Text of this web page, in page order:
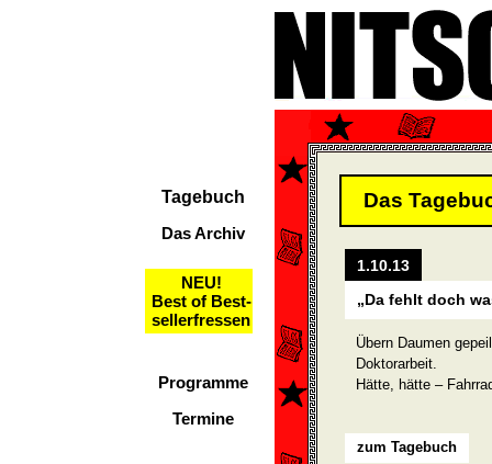
Tagebuch
Das Archiv
NEU!
Best of Best-
sellerfressen
Programme
Termine
Das
1.10.13
„Da fehlt doch
Übern Daumen
Doktorarbeit.
Hätte, hätte –
zum Tagebuch